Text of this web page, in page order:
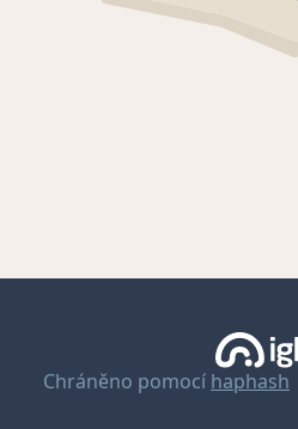
Chráněno pomocí haphash